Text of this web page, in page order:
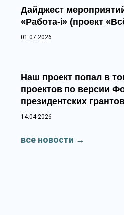
Дайджест
«Работа-i» (проект
01.07.2026
Наш проект попал в
проектов по версии
президентских грантов
14.04.2026
все новости →